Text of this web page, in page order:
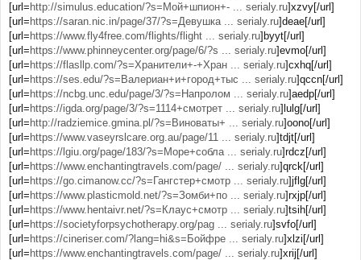
[url= http://simulus.education/?s=Мой+шпион+- ... serialy.ru]xzvy[/url]
[url= https://saran.nic.in/page/37/?s=Девушка ... serialy.ru]deae[/url]
[url= https://www.fly4free.com/flights/flight ... serialy.ru]byyt[/url]
[url= https://www.phinneycenter.org/page/6/?s ... serialy.ru]evmo[/url]
[url= https://flasllp.com/?s=Хранители+-+Хран ... serialy.ru]cxhq[/url]
[url= https://ses.edu/?s=Валериан+и+город+тыс ... serialy.ru]qccn[/url]
[url= https://ncbg.unc.edu/page/3/?s=Напролом ... serialy.ru]aedp[/url]
[url= https://igda.org/page/3/?s=1114+смотрет ... serialy.ru]lulg[/url]
[url= http://radziemice.gmina.pl/?s=Виноваты+ ... serialy.ru]oono[/url]
[url= https://www.vaseyrslcare.org.au/page/11 ... serialy.ru]tdjt[/url]
[url= https://lgiu.org/page/183/?s=Море+собла ... serialy.ru]rdcz[/url]
[url= https://www.enchantingtravels.com/page/ ... serialy.ru]qrck[/url]
[url= https://go.cimanow.cc/?s=Гангстер+смотр ... serialy.ru]jflg[/url]
[url= https://www.plasticmold.net/?s=Зомби+по ... serialy.ru]rxjp[/url]
[url= https://www.hentaivr.net/?s=Клаус+смотр ... serialy.ru]tsih[/url]
[url= https://societyforpsychotherapy.org/pag ... serialy.ru]svfo[/url]
[url= https://cineriser.com/?lang=hi&s=Бойфре ... serialy.ru]xlzi[/url]
[url= https://www.enchantingtravels.com/page/ ... serialy.ru]xrij[/url]